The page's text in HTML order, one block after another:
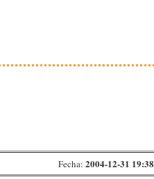
Fecha: 2004-12-31 19:38